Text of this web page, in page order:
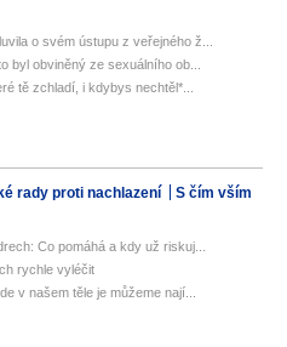
o svém ústupu z veřejného ž...
byl obviněný ze sexuálního ob...
tě zchladí, i kdybys nechtěl*...
rady proti nachlazení
S čím vším
Co pomáhá a kdy už riskuj...
rychle vyléčit
v našem těle je můžeme nají...